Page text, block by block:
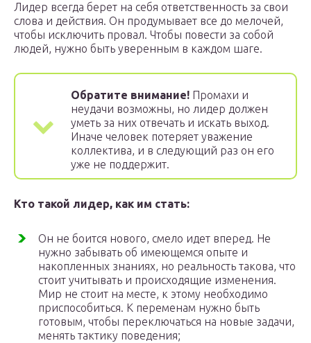
Лидер всегда берет на себя ответственность за свои
слова и действия. Он продумывает все до мелочей,
чтобы исключить провал. Чтобы повести за собой
людей, нужно быть уверенным в каждом шаге.
Обратите внимание! Промахи и
неудачи возможны, но лидер должен
уметь за них отвечать и искать выход.
Иначе человек потеряет уважение
коллектива, и в следующий раз он его
уже не поддержит.
Кто такой лидер, как им стать:
Он не боится нового, смело идет вперед. Не
нужно забывать об имеющемся опыте и
накопленных знаниях, но реальность такова, что
стоит учитывать и происходящие изменения.
Мир не стоит на месте, к этому необходимо
приспособиться. К переменам нужно быть
готовым, чтобы переключаться на новые задачи,
менять тактику поведения;